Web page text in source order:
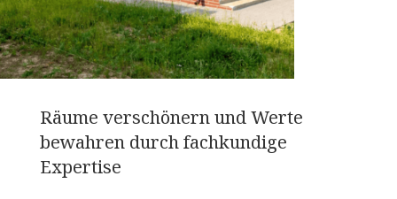
Räume verschönern und Werte
bewahren durch fachkundige
Expertise